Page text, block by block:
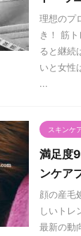
理想のプ
き！ 筋
ると継続
いと女性
...
スキンケ
満足度
ンケア
顔の産毛
しいトレ
最新の動